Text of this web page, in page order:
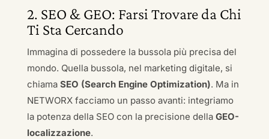
2. SEO & GEO: Farsi Trovare da Chi
Ti Sta Cercando
Immagina di possedere la bussola più precisa del
mondo. Quella bussola, nel marketing digitale, si
chiama SEO (Search Engine Optimization). Ma in
NETWORX facciamo un passo avanti: integriamo
la potenza della SEO con la precisione della GEO-
localizzazione.